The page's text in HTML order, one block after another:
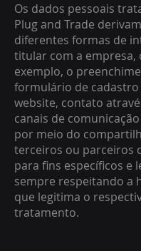
Os dados pessoais
Plug and Trade
diferentes formas de
titular com a empresa,
exemplo, o
formulário de cadastro
website, contato
canais de
por meio do
terceiros ou parceiros
para fins específicos e
sempre respeitando a
que legitima o
tratamento.